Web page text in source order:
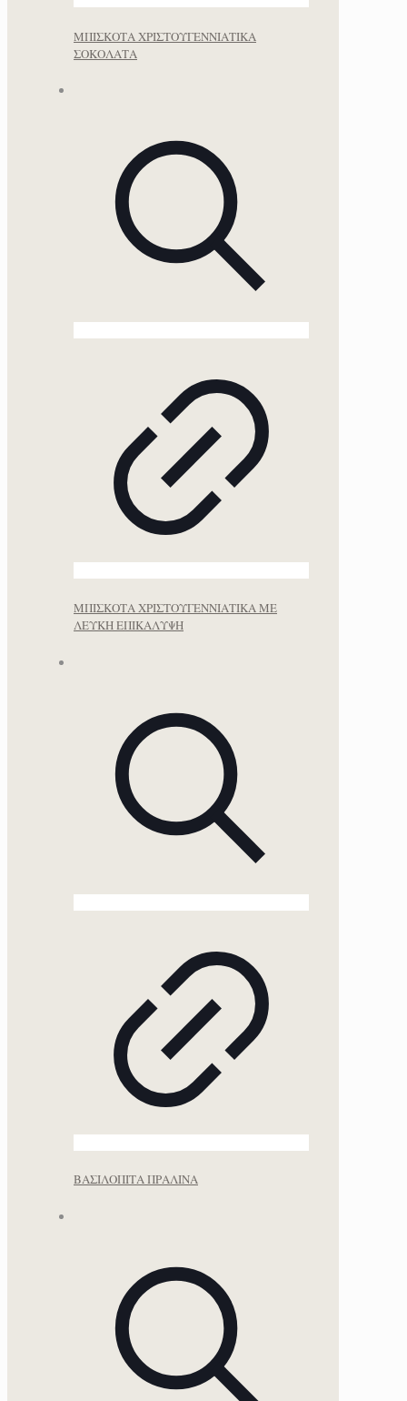
ΜΠΙΣΚΟΤΑ ΧΡΙΣΤΟΥΓΕΝΝΙΑΤΙΚΑ
ΣΟΚΟΛΑΤΑ
ΜΠΙΣΚΟΤΑ ΧΡΙΣΤΟΥΓΕΝΝΙΑΤΙΚΑ ΜΕ
ΛΕΥΚΗ ΕΠΙΚΑΛΥΨΗ
ΒΑΣΙΛΟΠΙΤΑ ΠΡΑΛΙΝΑ